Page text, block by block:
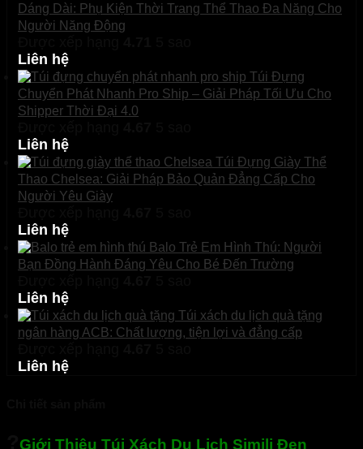
Dáng Dài: Phụ Kiện Thời Trang Thể Thao Đa Năng Cho
Người Năng Động
Liên hệ
Túi Đựng
Chuyển Phát Nhanh Pro Ship – Giải Pháp Tối Ưu Cho
Shipper Thời Đại 4.0
Liên hệ
Túi Đựng Giày Thể
Thao Chelsea: Giải Pháp Bảo Quản Đẳng Cấp Cho
Người Yêu Giày
Liên hệ
Balo Trẻ Em Hình Thú: Người
Bạn Đồng Hành Đáng Yêu Cho Bé Đến Trường
Liên hệ
Túi xách du lịch quà tặng
ngân hàng ACB: Chất lượng, tiện lợi và đẳng cấp
Liên hệ
Giới Thiệu Túi Xách Du Lịch Simili Đen